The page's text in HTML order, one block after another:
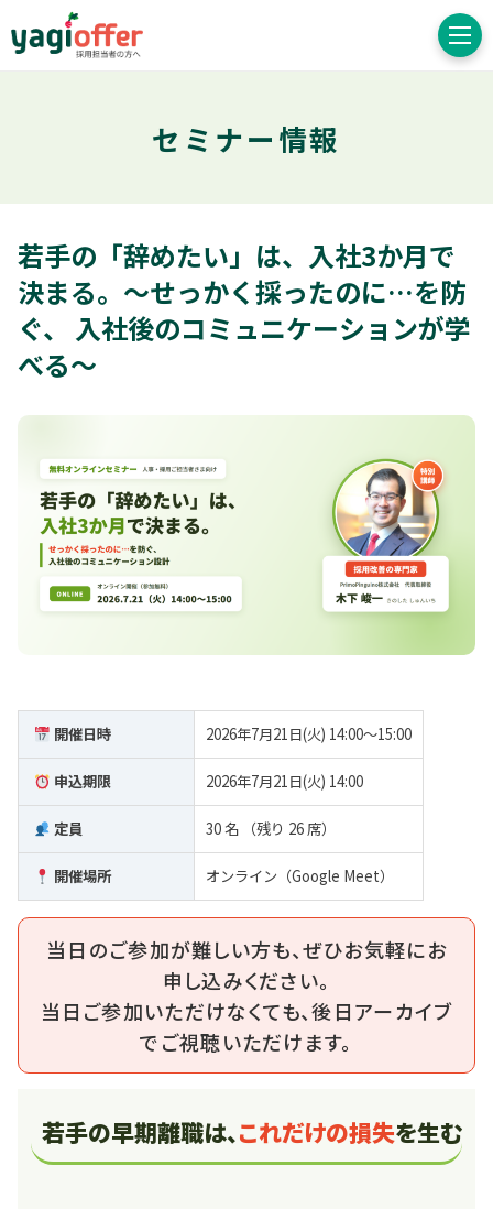
セミナー情報
若手の「辞めたい」は、入社3か月で
決まる。～せっかく採ったのに…を防
ぐ、 入社後のコミュニケーションが学
べる～
開催日時 2026年7月21日(火) 14:00～15:00
申込期限 2026年7月21日(火) 14:00
定員 30 名 （残り 26 席）
開催場所 オンライン（Google Meet）
当日のご参加が難しい方も、ぜひお気軽にお
申し込みください。
当日ご参加いただけなくても、後日アーカイブ
でご視聴いただけます。
若手の早期離職は、これだけの損失を生む